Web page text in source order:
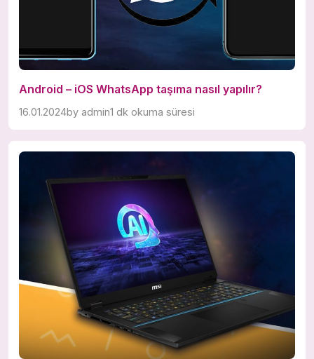
Android – iOS WhatsApp taşıma nasıl yapılır?
16.01.2024by admin1 dk okuma süresi